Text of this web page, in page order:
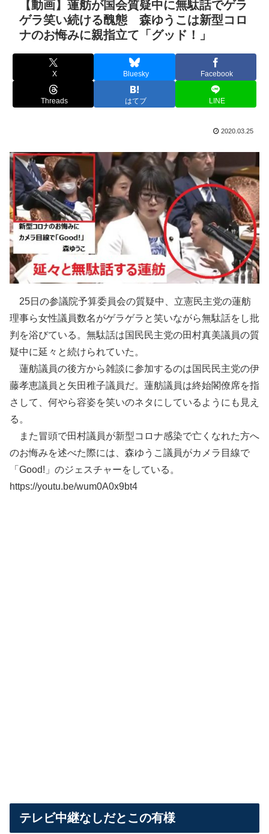
【動画】蓮舫が国会質疑中に無駄話でゲラ
ゲラ笑い続ける醜態 森ゆうこは新型コロ
ナのお悔みに親指立て「グッド！」
X Bluesky Facebook
Threads はてブ LINE
2020.03.25
25日の参議院予算委員会の質疑中、立憲民主党の蓮舫
理事ら女性議員数名がゲラゲラと笑いながら無駄話をし批
判を浴びている。無駄話は国民民主党の田村真美議員の質
疑中に延々と続けられていた。
蓮舫議員の後方から雑談に参加するのは国民民主党の伊
藤孝恵議員と矢田稚子議員だ。蓮舫議員は終始閣僚席を指
さして、何やら容姿を笑いのネタにしているようにも見え
る。
また冒頭で田村議員が新型コロナ感染で亡くなれた方へ
のお悔みを述べた際には、森ゆうこ議員がカメラ目線で
「Good!」のジェスチャーをしている。
https://youtu.be/wum0A0x9bt4
テレビ中継なしだとこの有様